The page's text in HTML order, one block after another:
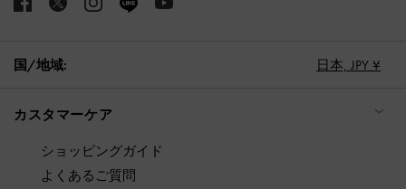
国/地域: 日本, JPY ¥
カスタマーケア
ショッピングガイド
よくあるご質問